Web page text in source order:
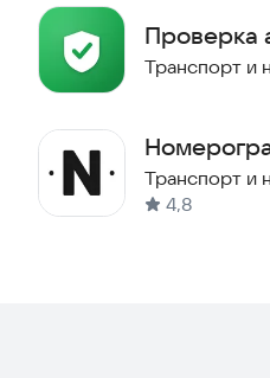
фильтры по машине в
новые объявления.
Проверка
Транспорт и
авто
Транспорт и
4,8